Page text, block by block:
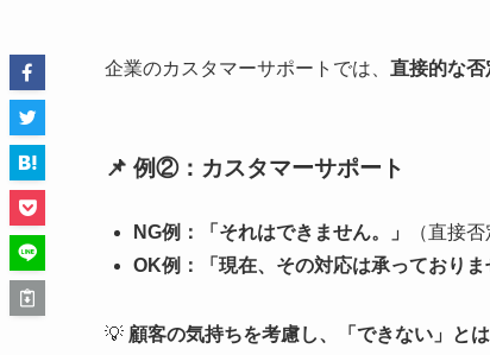
企業のカスタマーサポートでは、 直接的な
📌 例②：カスタマーサポート
NG例：「それはできません。」
（直接否
OK例：「現在、その対応は承っており
💡 顧客の気持ちを考慮し、「できない」と